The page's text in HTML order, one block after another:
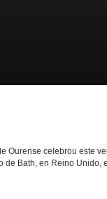
Ourense celebrou este
Bath, en Reino